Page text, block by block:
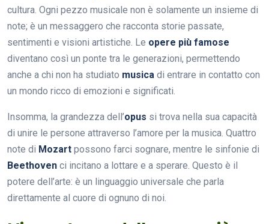
cultura. Ogni pezzo musicale non è solamente un insieme di
note; è un messaggero che racconta storie passate,
sentimenti e visioni artistiche. Le opere più famose
diventano così un ponte tra le generazioni, permettendo
anche a chi non ha studiato musica di entrare in contatto con
un mondo ricco di emozioni e significati.
Insomma, la grandezza dell’opus si trova nella sua capacità
di unire le persone attraverso l’amore per la musica. Quattro
note di Mozart possono farci sognare, mentre le sinfonie di
Beethoven ci incitano a lottare e a sperare. Questo è il
potere dell’arte: è un linguaggio universale che parla
direttamente al cuore di ognuno di noi.